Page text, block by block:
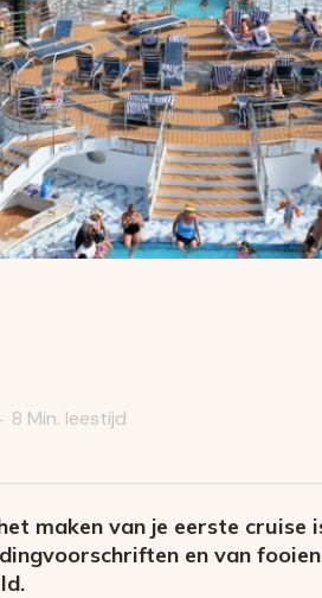
8 Min. leestijd
maken van je eerste cruise
en van